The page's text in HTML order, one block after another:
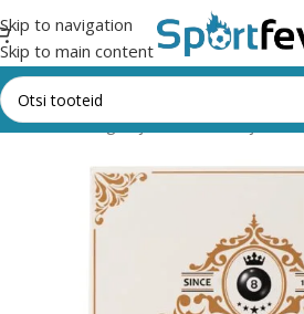
Skip to navigation
Skip to main content
Lauamängud ja vahendid Piljard